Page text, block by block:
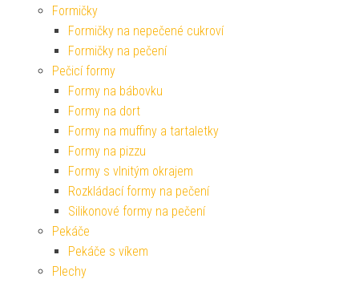
Formičky
Formičky na nepečené cukroví
Formičky na pečení
Pečicí formy
Formy na bábovku
Formy na dort
Formy na muffiny a tartaletky
Formy na pizzu
Formy s vlnitým okrajem
Rozkládací formy na pečení
Silikonové formy na pečení
Pekáče
Pekáče s víkem
Plechy